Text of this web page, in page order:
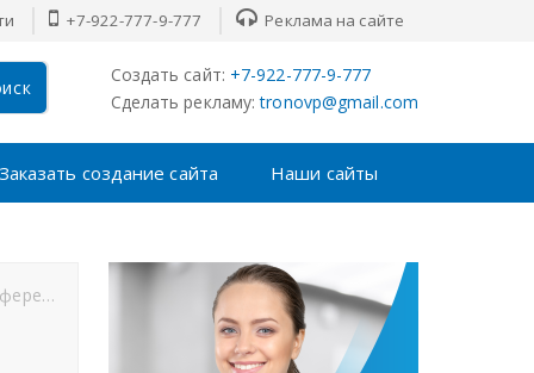
+7-922-777-9-777 Реклама на сайте
Создать сайт: +7-922-777-9-777
Сделать рекламу: tronovp@gmail.com
создание сайта Наши сайты
гинекологов НМО